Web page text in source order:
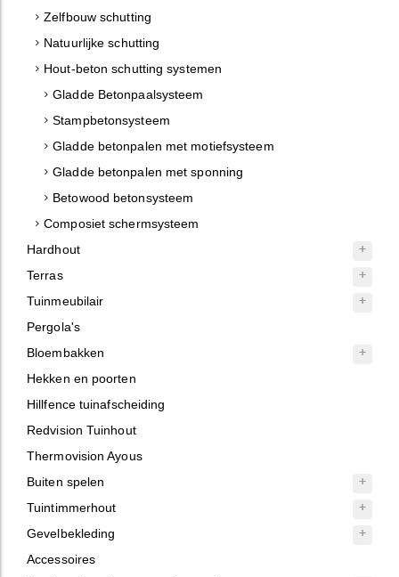
Zelfbouw schutting
Natuurlijke schutting
Hout-beton schutting systemen
Gladde Betonpaalsysteem
Stampbetonsysteem
Gladde betonpalen met motiefsysteem
Gladde betonpalen met sponning
Betowood betonsysteem
Composiet schermsysteem
Hardhout
Terras
Tuinmeubilair
Pergola's
Bloembakken
Hekken en poorten
Hillfence tuinafscheiding
Redvision Tuinhout
Thermovision Ayous
Buiten spelen
Tuintimmerhout
Gevelbekleding
Accessoires